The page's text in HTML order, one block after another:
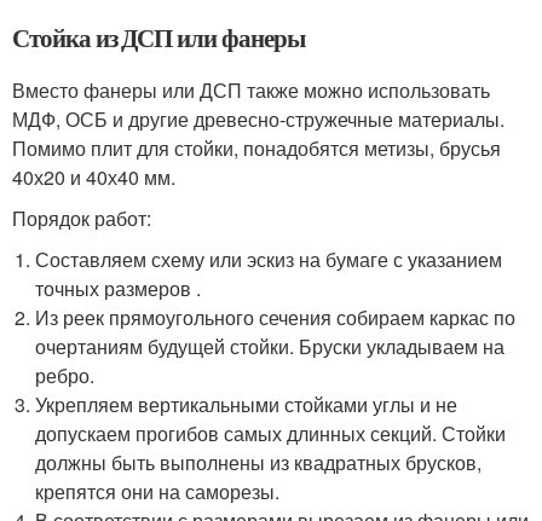
Стойка из ДСП или фанеры
Вместо фанеры или ДСП также можно использовать
МДФ, ОСБ и другие древесно-стружечные материалы.
Помимо плит для стойки, понадобятся метизы, брусья
40х20 и 40х40 мм.
Порядок работ:
Составляем схему или эскиз на бумаге с указанием
точных размеров .
Из реек прямоугольного сечения собираем каркас по
очертаниям будущей стойки. Бруски укладываем на
ребро.
Укрепляем вертикальными стойками углы и не
допускаем прогибов самых длинных секций. Стойки
должны быть выполнены из квадратных брусков,
крепятся они на саморезы.